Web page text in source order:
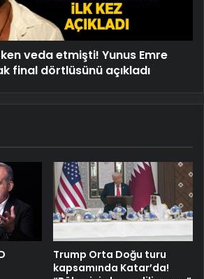
veda etmişti! Yunus Emre
final dörtlüsünü açıkladı
Trump Orta Doğu turu
kapsamında Katar’da!